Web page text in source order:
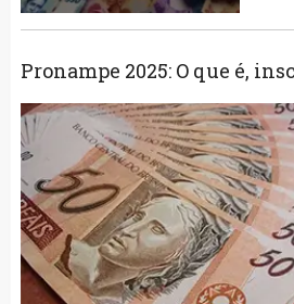
Pronampe 2025: O que é,